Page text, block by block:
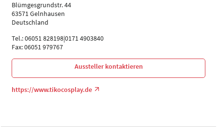
Blümgesgrundstr. 44
63571 Gelnhausen
Deutschland
Tel.: 06051 828198|0171 4903840
Fax: 06051 979767
Aussteller kontaktieren
https://www.tikocosplay.de